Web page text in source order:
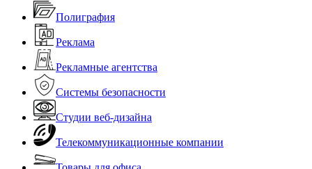
Полиграфия
Реклама
Рекламные агентства
Системы безопасности
Студии веб-дизайна
Телекоммуникационные компании